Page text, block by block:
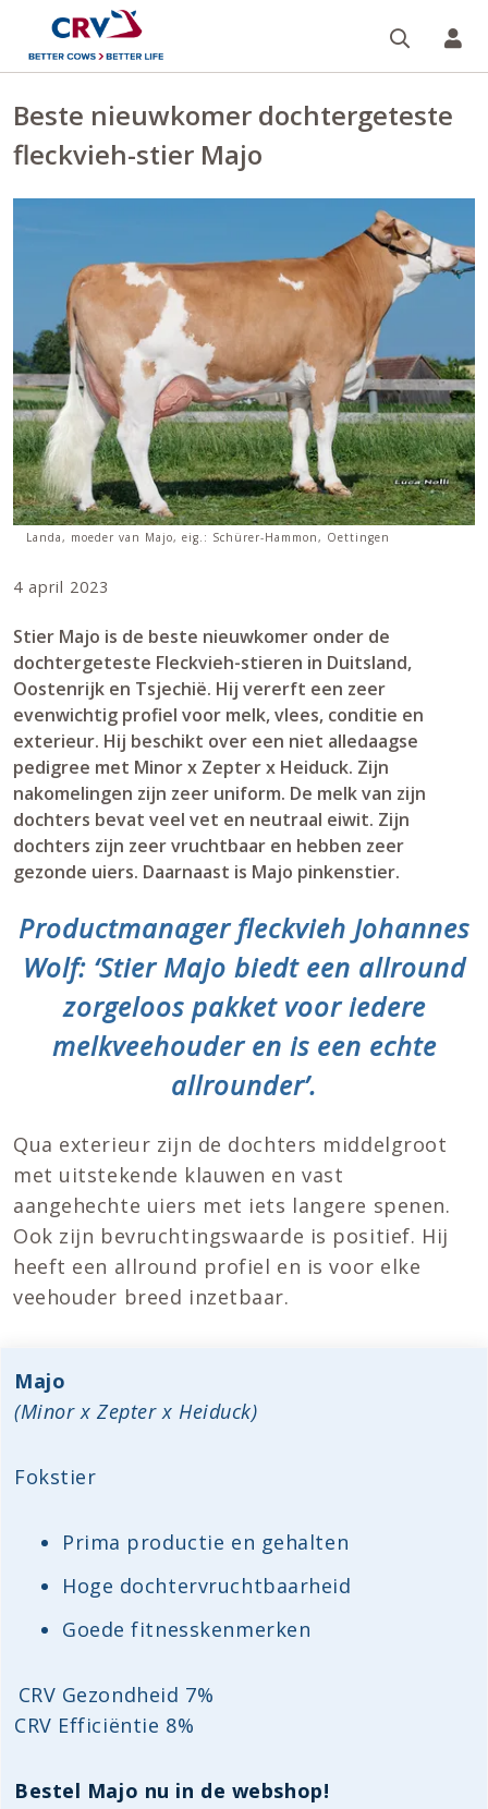
Beste nieuwkomer dochtergeteste
fleckvieh-stier Majo
Landa, moeder van Majo, eig.: Schürer-Hammon, Oettingen
4 april 2023
Stier Majo is de beste nieuwkomer onder de
dochtergeteste Fleckvieh-stieren in Duitsland,
Oostenrijk en Tsjechië. Hij vererft een zeer
evenwichtig profiel voor melk, vlees, conditie en
exterieur. Hij beschikt over een niet alledaagse
pedigree met Minor x Zepter x Heiduck. Zijn
nakomelingen zijn zeer uniform. De melk van zijn
dochters bevat veel vet en neutraal eiwit. Zijn
dochters zijn zeer vruchtbaar en hebben zeer
gezonde uiers. Daarnaast is Majo pinkenstier.
Productmanager fleckvieh Johannes
Wolf: ‘Stier Majo biedt een allround
zorgeloos pakket voor iedere
melkveehouder en is een echte
allrounder’.
Qua exterieur zijn de dochters middelgroot
met uitstekende klauwen en vast
aangehechte uiers met iets langere spenen.
Ook zijn bevruchtingswaarde is positief. Hij
heeft een allround profiel en is voor elke
veehouder breed inzetbaar.
Majo
(Minor x Zepter x Heiduck)
Fokstier
Prima productie en gehalten
Hoge dochtervruchtbaarheid
Goede fitnesskenmerken
CRV Gezondheid 7%
CRV Efficiëntie 8%
Bestel Majo nu in de webshop!